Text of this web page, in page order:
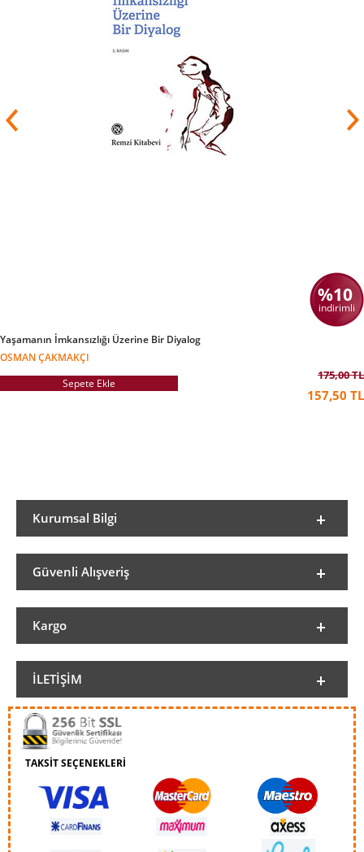
%10
indirimli
Yaşamanın İmkansızlığı Üzerine Bir Diyalog
OSMAN ÇAKMAKÇI
Sepete Ekle
175,00 TL
157,50 TL
Kurumsal Bilgi
Güvenli Alışveriş
Kargo
İLETIŞIM
TAKSİT SEÇENEKLERİ